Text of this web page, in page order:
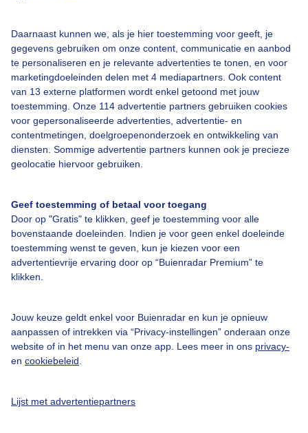
Daarnaast kunnen we, als je hier toestemming voor geeft, je
gegevens gebruiken om onze content, communicatie en aanbod
te personaliseren en je relevante advertenties te tonen, en voor
marketingdoeleinden delen met 4 mediapartners. Ook content
van 13 externe platformen wordt enkel getoond met jouw
toestemming. Onze 114 advertentie partners gebruiken cookies
voor gepersonaliseerde advertenties, advertentie- en
contentmetingen, doelgroepenonderzoek en ontwikkeling van
diensten. Sommige advertentie partners kunnen ook je precieze
geolocatie hiervoor gebruiken.
Geef toestemming of betaal voor toegang
Door op "Gratis" te klikken, geef je toestemming voor alle
bovenstaande doeleinden. Indien je voor geen enkel doeleinde
toestemming wenst te geven, kun je kiezen voor een
advertentievrije ervaring door op “Buienradar Premium” te
klikken.
Jouw keuze geldt enkel voor Buienradar en kun je opnieuw
aanpassen of intrekken via “Privacy-instellingen” onderaan onze
website of in het menu van onze app. Lees meer in ons privacy-
en cookiebeleid
Lijst met advertentiepartners
Over Buienradar
Bedrijfsgegevens
Contact
Toegankelijkheid
Gebruikersvoorwaarden
Adverteren
Privacy beleid
Cookie beleid
Privacy instellingen